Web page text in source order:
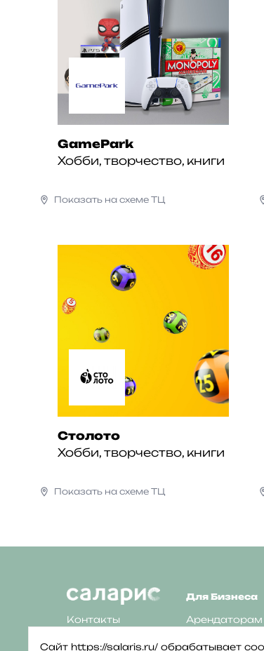
GamePark
Хобби, творчество, книги
Показать на схеме ТЦ
Столото
Хобби, творчество, книги
Показать на схеме ТЦ
Контакты
Для Бизнеса
Арендаторам
Сайт https://salaris.ru/ обрабатывает